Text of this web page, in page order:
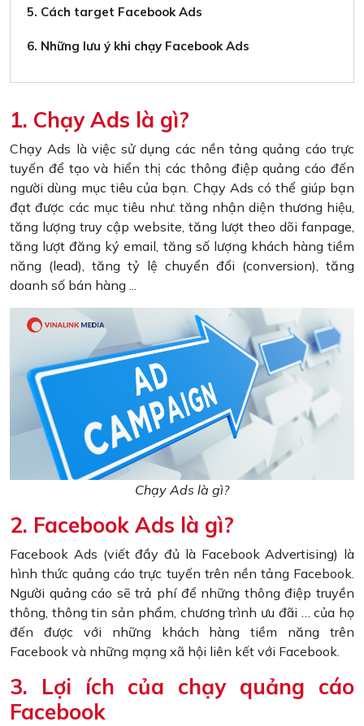
5. Cách target Facebook Ads
6. Những lưu ý khi chạy Facebook Ads
1. Chạy Ads là gì?
Chạy Ads là việc sử dụng các nền tảng quảng cáo trực
tuyến để tạo và hiển thị các thông điệp quảng cáo đến
người dùng mục tiêu của bạn. Chạy Ads có thể giúp bạn
đạt được các mục tiêu như: tăng nhận diện thương hiệu,
tăng lượng truy cập website, tăng lượt theo dõi fanpage,
tăng lượt đăng ký email, tăng số lượng khách hàng tiềm
năng (lead), tăng tỷ lệ chuyển đổi (conversion), tăng
doanh số bán hàng ...
Chạy Ads là gì?
2. Facebook Ads là gì?
Facebook Ads (viết đầy đủ là Facebook Advertising) là
hình thức quảng cáo trực tuyến trên nền tảng Facebook.
Người quảng cáo sẽ trả phí để những thông điệp truyền
thông, thông tin sản phẩm, chương trình ưu đãi … của họ
đến được với những khách hàng tiềm năng trên
Facebook và những mạng xã hội liên kết với Facebook.
3. Lợi ích của chạy quảng cáo
Facebook